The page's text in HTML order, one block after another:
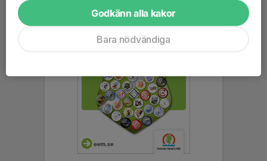
Godkänn alla kakor
Bara nödvändiga